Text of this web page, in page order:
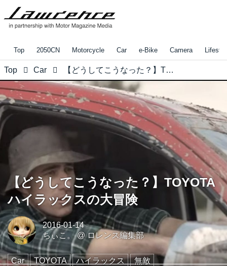
Top 2050CN Motorcycle Car e-Bike Camera
Top Car 【どうしてこうなった？】TOYOTAハイラックスの大冒険
【どうしてこうなった？】TOYOTA
ハイラックスの大冒険
2016-01-14
ちぃこ。@ロレンス編集部
Car TOYOTA ハイラックス 無敵